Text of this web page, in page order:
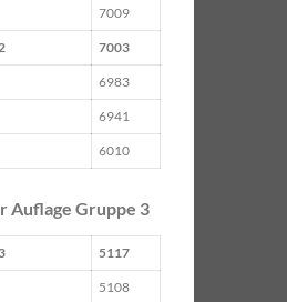
7009
7003
6983
6941
6010
Auflage Gruppe 3
5117
5108